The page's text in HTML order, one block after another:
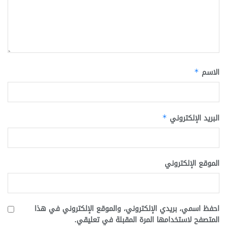
الاسم *
البريد الإلكتروني *
الموقع الإلكتروني
احفظ اسمي، بريدي الإلكتروني، والموقع الإلكتروني في هذا
المتصفح لاستخدامها المرة المقبلة في تعليقي.